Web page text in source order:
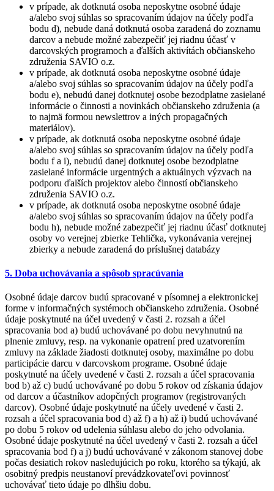
v prípade, ak dotknutá osoba neposkytne osobné údaje
a/alebo svoj súhlas so spracovaním údajov na účely podľa
bodu d), nebude daná dotknutá osoba zaradená do zoznamu
darcov a nebude možné zabezpečiť jej riadnu účasť v
darcovských programoch a ďalších aktivítách občianskeho
združenia SAVIO o.z.
v prípade, ak dotknutá osoba neposkytne osobné údaje
a/alebo svoj súhlas so spracovaním údajov na účely podľa
bodu e), nebudú danej dotknutej osobe bezodplatne zasielané
informácie o činnosti a novinkách občianskeho združenia (a
to najmä formou newslettrov a iných propagačných
materiálov).
v prípade, ak dotknutá osoba neposkytne osobné údaje
a/alebo svoj súhlas so spracovaním údajov na účely podľa
bodu f a i), nebudú danej dotknutej osobe bezodplatne
zasielané informácie urgentných a aktuálnych výzvach na
podporu ďalších projektov alebo činností občianskeho
združenia SAVIO o.z.
v prípade, ak dotknutá osoba neposkytne osobné údaje
a/alebo svoj súhlas so spracovaním údajov na účely podľa
bodu h), nebude možné zabezpečiť jej riadnu účasť dotknutej
osoby vo verejnej zbierke Tehlička, vykonávania verejnej
zbierky a nebude zaradená do príslušnej databázy
5. Doba uchovávania a spôsob spracúvania
Osobné údaje darcov budú spracované v písomnej a elektronickej
forme v informačných systémoch občianskeho združenia. Osobné
údaje poskytnuté na účel uvedený v časti 2. rozsah a účel
spracovania bod a) budú uchovávané po dobu nevyhnutnú na
plnenie zmluvy, resp. na vykonanie opatrení pred uzatvorením
zmluvy na základe žiadosti dotknutej osoby, maximálne po dobu
participácie darcu v darcovskom programe. Osobné údaje
poskytnuté na účely uvedené v časti 2. rozsah a účel spracovania
bod b) až c) budú uchovávané po dobu 5 rokov od získania údajov
od darcov a účastníkov adopčných programov (registrovaných
darcov). Osobné údaje poskytnuté na účely uvedené v časti 2.
rozsah a účel spracovania bod d) až f) a h) až i) budú uchovávané
po dobu 5 rokov od udelenia súhlasu alebo do jeho odvolania.
Osobné údaje poskytnuté na účel uvedený v časti 2. rozsah a účel
spracovania bod f) a j) budú uchovávané v zákonom stanovej dobe
počas desiatich rokov nasledujúcich po roku, ktorého sa týkajú, ak
osobitný predpis neustanoví prevádzkovateľovi povinnosť
uchovávať tieto údaje po dlhšiu dobu.